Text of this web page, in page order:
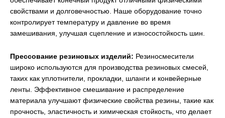
свойствами и долговечностью. Наше оборудование точно
контролирует температуру и давление во время
замешивания, улучшая сцепление и износостойкость шин.
Прессование резиновых изделий: Резиносмесители
широко используются для производства резиновых смесей,
таких как уплотнители, прокладки, шланги и конвейерные
ленты. Эффективное смешивание и распределение
материала улучшают физические свойства резины, такие как
прочность, эластичность и химическая стойкость, что делает